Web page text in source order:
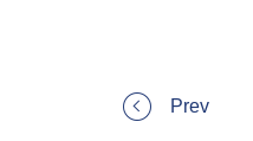
Prev